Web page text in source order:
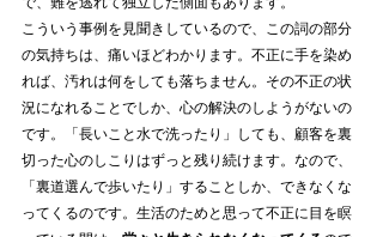
で、難を逃れて独立した側面もあります。
こういう事例を見聞きしているので、この詞の部分
の気持ちは、痛いほどわかります。不正に手を染め
れば、汚れは何をしても落ちません。その不正の状
況になれることでしか、心の解決のしようがないの
です。「長いこと水で洗ったり」しても、顧客を裏
切った心のしこりはずっと残り続けます。なので、
「裏道選んで歩いたり」することしか、できなくな
ってくるのです。生活のためと思って不正に目を瞑